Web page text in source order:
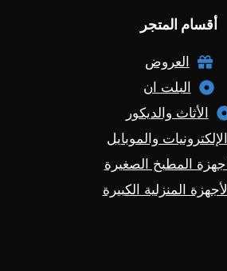
أقسام المتجر
العروض
البلت ان
الأثاث والديكور
الإلكترونيات والموبايل
أجهزة المطبخ الصغيرة
الأجهزة المنزلية الكبيرة